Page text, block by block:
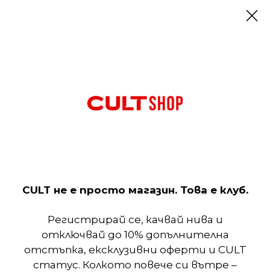
силует. Меката флийс материя осигурява
Отзиви (0)
Подобни продукти
CULT не е просто магазин. Това е клуб.
Регистрирай се, качвай нива и
отключвай до 10% допълнителна
отстъпка, ексклузивни оферти и CULT
статус. Колкото повече си вътре –